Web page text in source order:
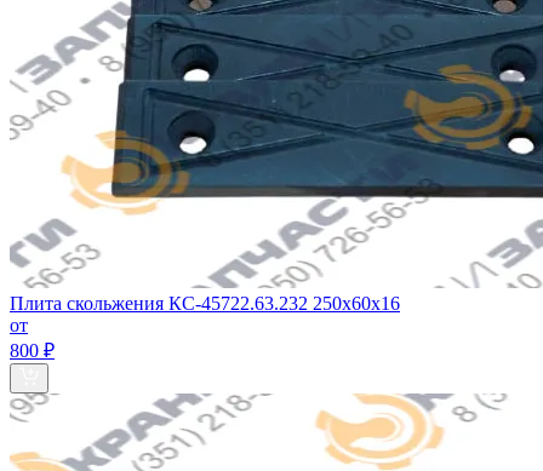
Плита скольжения КС-45722.63.232 250х60х16
от
800 ₽